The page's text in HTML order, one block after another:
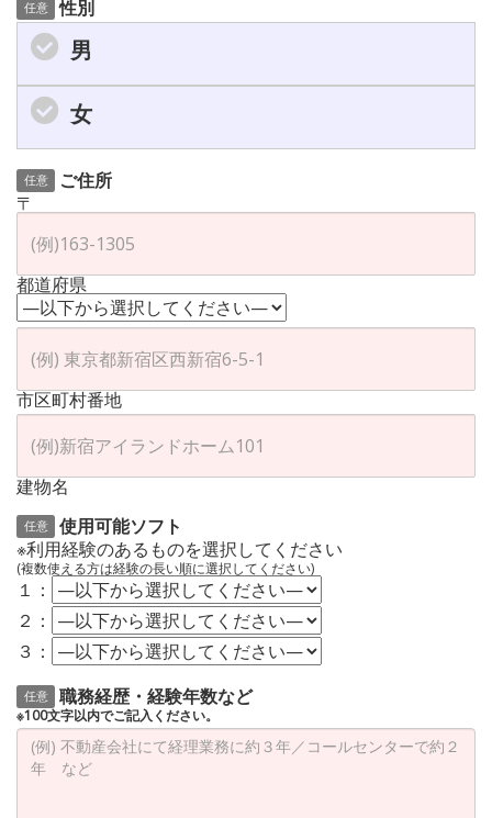
任意 性別
男
女
任意
ご住所
〒
都道府県
市区町村番地
建物名
任意
使用可能ソフト
※利用経験のあるものを選択してください
(複数使える方は経験の長い順に選択してください)
１：
２：
３：
任意 職務経歴・経験年数など
※100文字以内でご記入ください。